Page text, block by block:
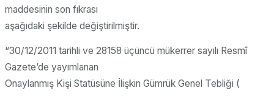
maddesinin son fıkrası
aşağıdaki şekilde değiştirilmiştir.
“30/12/2011 tarihli ve 28158 üçüncü mükerrer sayılı Resmî
Gazete’de yayımlanan
Onaylanmış Kişi Statüsüne İlişkin Gümrük Genel Tebliği (